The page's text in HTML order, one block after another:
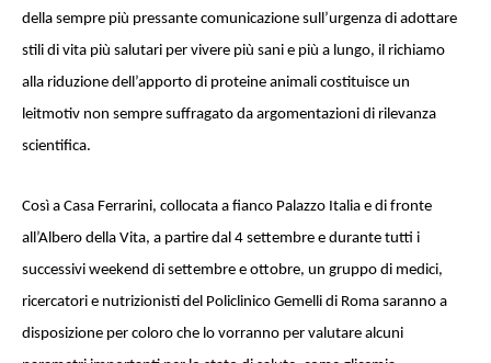
della sempre più pressante comunicazione sull’urgenza di adottare
stili di vita più salutari per vivere più sani e più a lungo, il richiamo
alla riduzione dell’apporto di proteine animali costituisce un
leitmotiv non sempre suffragato da argomentazioni di rilevanza
scientifica.
Così a Casa Ferrarini, collocata a fianco Palazzo Italia e di fronte
all’Albero della Vita, a partire dal 4 settembre e durante tutti i
successivi weekend di settembre e ottobre, un gruppo di medici,
ricercatori e nutrizionisti del Policlinico Gemelli di Roma saranno a
disposizione per coloro che lo vorranno per valutare alcuni